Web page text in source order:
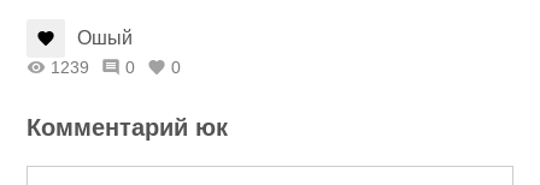
Ошый
1239 0 0
Комментарий юк